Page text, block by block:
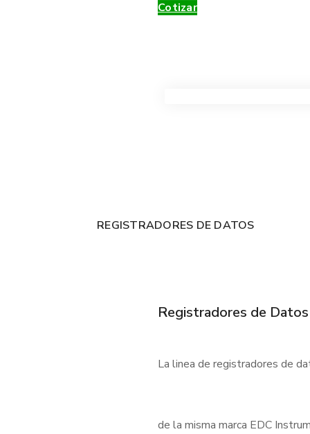
Cotizar
REGISTRADORES DE DATOS
Registradores de Datos
La linea de registradores de
de la misma marca EDC